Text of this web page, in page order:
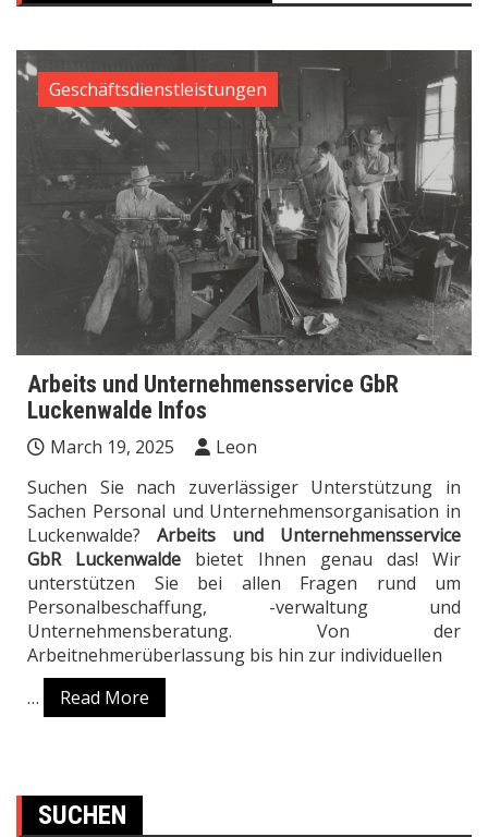
Geschäftsdienstleistungen
Arbeits und Unternehmensservice GbR
Luckenwalde Infos
March 19, 2025
Leon
Suchen Sie nach zuverlässiger Unterstützung in
Sachen Personal und Unternehmensorganisation in
Luckenwalde? Arbeits und Unternehmensservice
GbR Luckenwalde bietet Ihnen genau das! Wir
unterstützen Sie bei allen Fragen rund um
Personalbeschaffung, -verwaltung und
Unternehmensberatung. Von der
Arbeitnehmerüberlassung bis hin zur individuellen
…
Read More
SUCHEN